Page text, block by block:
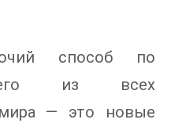
способ по
из всех
мира — это новые